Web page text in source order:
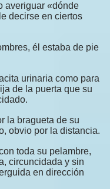
averiguar «dónde
decirse en ciertos
él estaba de pie
urinaria como para
de la puerta que su
la bragueta de su
obvio por la distancia.
toda su pelambre,
circuncidada y sin
en dirección